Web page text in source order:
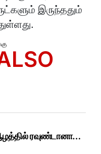
இருந்ததும்
ரவுண்டானா…